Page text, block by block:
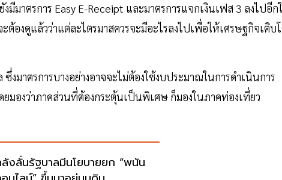
มีมาตรการ Easy E-Receipt และมาตรการแจกเงินเฟส 3 ลงไปอีก
องดูแล้วว่าแต่ละไตรมาสควรจะมีอะไรลงไปเพื่อให้เศรษฐกิจเติบ
มาตรการบางอย่างอาจจะไม่ต้องใช้งบประมาณในการดำเนินการ
มองว่าภาคส่วนที่ต้องกระตุ้นเป็นพิเศษ ก็มองในภาคท่องเที่ยว
งลั่นรัฐบาลมีนโยบายยก “พนัน